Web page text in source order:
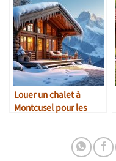
Louer un chalet à
Montcusel pour les